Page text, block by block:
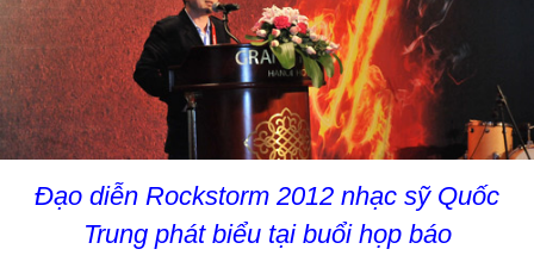
Đạo diễn Rockstorm 2012 nhạc sỹ Quốc
Trung phát biểu tại buổi họp báo